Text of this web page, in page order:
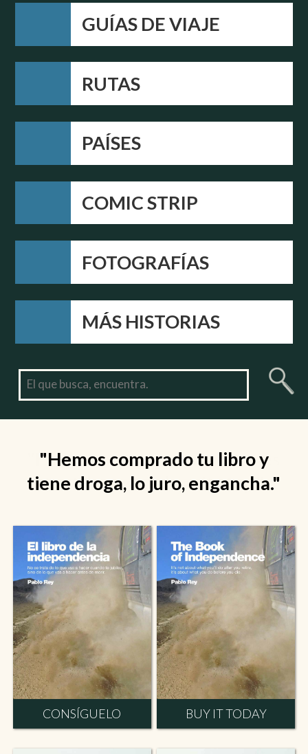
GUÍAS DE VIAJE
RUTAS
PAÍSES
COMIC STRIP
FOTOGRAFÍAS
MÁS HISTORIAS
"I've been reading your stories
for 2 hours and can't stop."
CONSÍGUELO BUY IT TODAY